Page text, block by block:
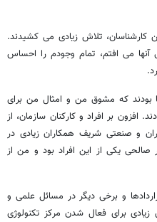
کارشناسان، تلاش زیادی می کشیدند.
می افتم، تمام وجودم را احساس
که مشوق من و امثال من برای
افزون بر افراد و کارکنان سازمان، از
و صنعتی شریف همکاران زیادی در
یکی از این افراد بود و من از
و برخی دیگر در مسائل علمی و
برای فعال شدن مرکز تکنولوژی